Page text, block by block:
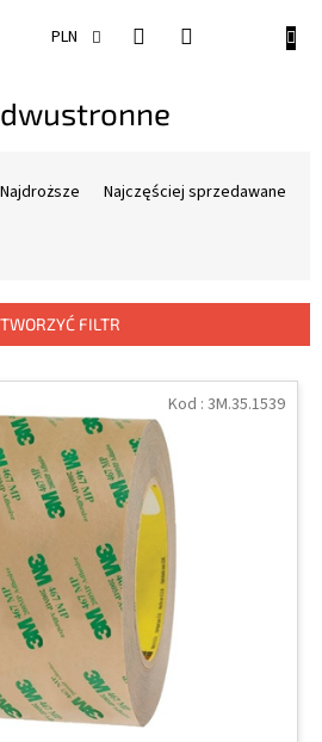
PLN
Najdroższe
Najczęściej sprzedawane
FILTR
Kod : 3M.35.1539